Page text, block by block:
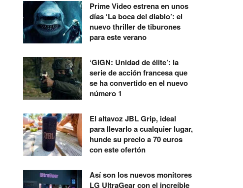
Prime Video estrena en unos
días ‘La boca del diablo’: el
nuevo thriller de tiburones
para este verano
‘GIGN: Unidad de élite’: la
serie de acción francesa que
se ha convertido en el nuevo
número 1
El altavoz JBL Grip, ideal
para llevarlo a cualquier lugar,
hunde su precio a 70 euros
con este ofertón
Así son los nuevos monitores
LG UltraGear con el increíble